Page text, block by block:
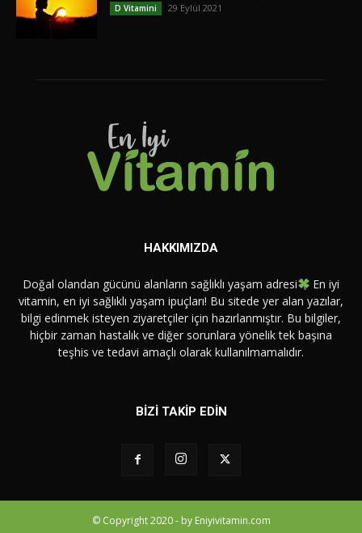
D Vitamini 29 Eylül 2021
HAKKIMIZDA
Doğal olandan gücünü alanların sağlıklı yaşam adresi
En iyi
vitamin, en iyi sağlıklı yaşam ipuçları! Bu sitede yer alan yazılar,
bilgi edinmek isteyen ziyaretçiler için hazırlanmıştır. Bu bilgiler,
hiçbir zaman hastalık ve diğer sorunlara yönelik tek başına
teşhis ve tedavi amaçlı olarak kullanılmamalıdır.
BİZİ TAKİP EDİN
© Copyright 2020 - by Eniyivitamin.com